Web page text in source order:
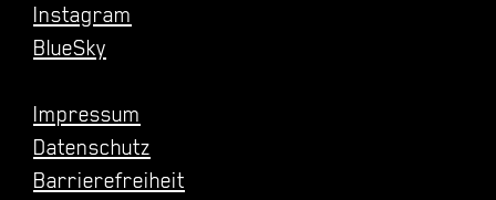
Instagram
BlueSky
Impressum
Datenschutz
Barrierefreiheit